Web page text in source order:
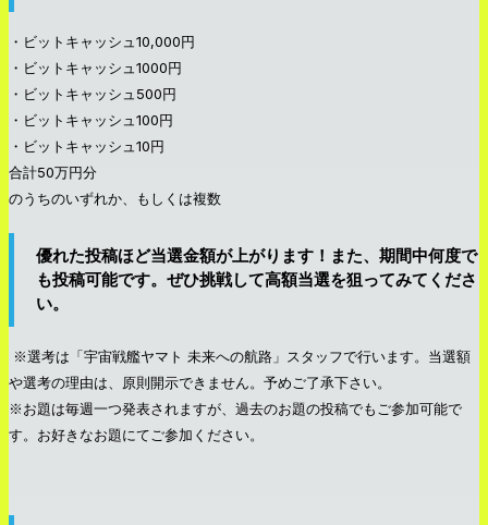
・ビットキャッシュ10,000円
・ビットキャッシュ1000円
・ビットキャッシュ500円
・ビットキャッシュ100円
・ビットキャッシュ10円
合計50万円分
のうちのいずれか、もしくは複数
優れた投稿ほど当選金額が上がります！また、期間中何度で
も投稿可能です。ぜひ挑戦して高額当選を狙ってみてくださ
い。
※選考は「宇宙戦艦ヤマト 未来への航路」スタッフで行います。当選額
や選考の理由は、原則開示できません。予めご了承下さい。
※お題は毎週一つ発表されますが、過去のお題の投稿でもご参加可能で
す。お好きなお題にてご参加ください。